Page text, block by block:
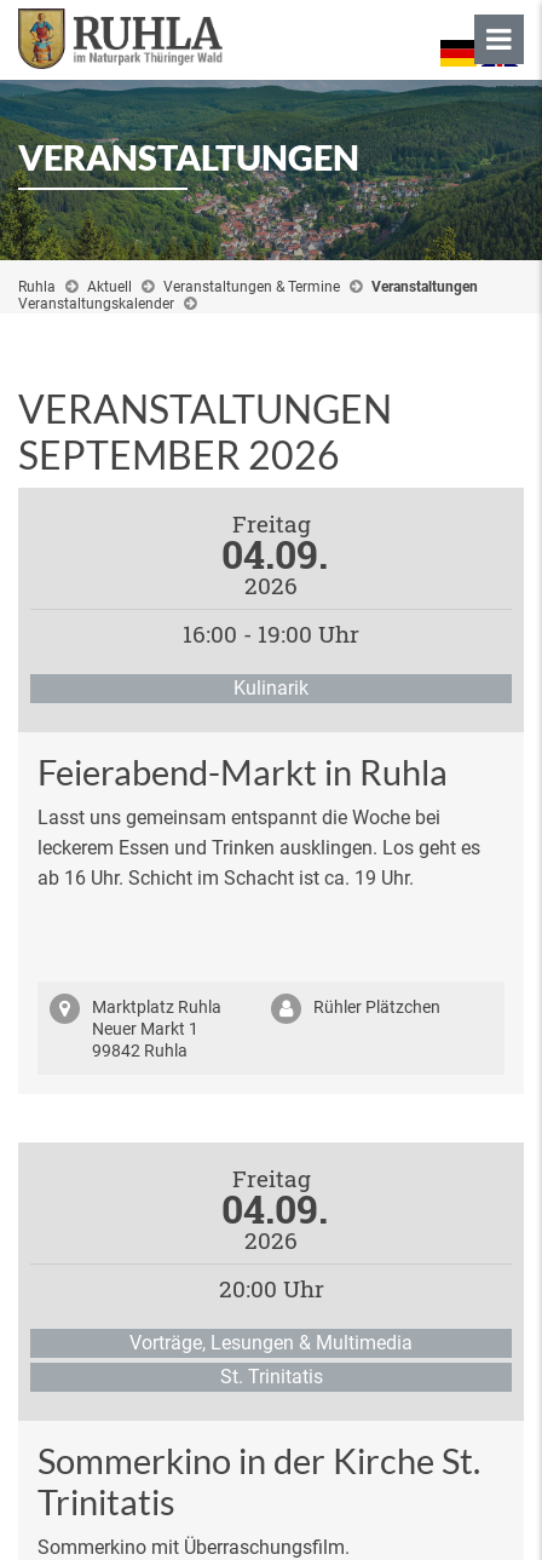
VERANSTALTUNGEN
Ruhla Aktuell
Veranstaltungen & Termine
Veranstaltungskalender
Veranstaltungen
VERANSTALTUNGEN
SEPTEMBER 2026
Freitag
04.09.
2026
16:00 - 19:00 Uhr
Kulinarik
Feierabend-Markt in Ruhla
Lasst uns gemeinsam entspannt die Woche bei
leckerem Essen und Trinken ausklingen. Los geht es
ab 16 Uhr. Schicht im Schacht ist ca. 19 Uhr.
Marktplatz Ruhla
Neuer Markt 1
99842 Ruhla
Rühler Plätzchen
Freitag
04.09.
2026
20:00 Uhr
Vorträge, Lesungen & Multimedia
St. Trinitatis
Sommerkino in der Kirche St.
Trinitatis
Sommerkino mit Überraschungsfilm.